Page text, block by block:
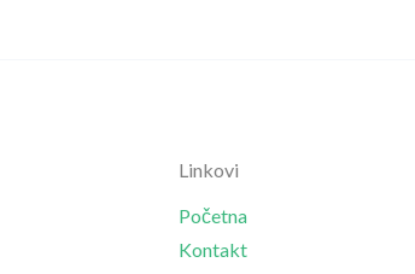
Linkovi
Početna
Kontakt